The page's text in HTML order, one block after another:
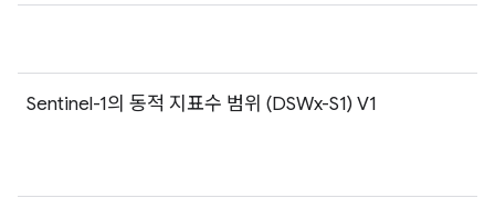
Sentinel-1의 동적 지표수 범위 (DSWx-S1) V1